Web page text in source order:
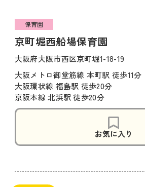
京町堀西船場保育園
保育園
大阪府大阪市西区京町堀1-18-19
大阪メトロ御堂筋線 本町駅 徒歩11分
大阪環状線 福島駅 徒歩20分
京阪本線 北浜駅 徒歩20分
お気に入り